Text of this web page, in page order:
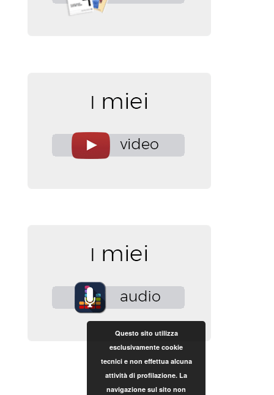
Questo sito utilizza
esclusivamente cookie
tecnici e non effettua alcuna
attività di profilazione. La
navigazione sul sito non